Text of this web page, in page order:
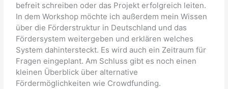
befreit schreiben oder das Projekt erfolgreich leiten.
In dem Workshop möchte ich außerdem mein Wissen
über die Förderstruktur in Deutschland und das
Fördersystem weitergeben und erklären welches
System dahintersteckt. Es wird auch ein Zeitraum für
Fragen eingeplant. Am Schluss gibt es noch einen
kleinen Überblick über alternative
Fördermöglichkeiten wie Crowdfunding.